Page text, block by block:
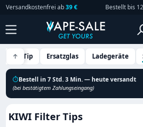
Zum Hauptinhalt springen
Versandkostenfrei ab39 € Bestellt bis
↑
Drip Tip Ersatzglas Ladegeräte
⏱Bestell in 7 Std. 3 Min. — heute versandt
(bei bestätigtem Zahlungseingang)
KIWI Filter Tips